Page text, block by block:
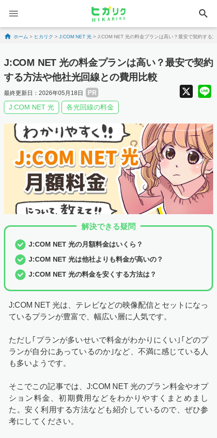
search
Skip to content
ホーム > ヒカリク > J:COM NET 光 > J:COM NET 光の料金プランは高い？最安で契約する
J:COM NET 光の料金プランは高い？最安で契約
する方法や他社光回線との費用比較
最終更新日：2026年05月18日 PR X
J:COM NET 光 各光回線の料金
解決できる疑問
J:COM NET 光の月額料金はいくら？
J:COM NET 光は他社よりも料金が高いの？
J:COM NET 光の料金を安くする方法は？
J:COM NET 光は、テレビなどの映像配信とセットになっ
ているプランが豊富で、幅広い層に人気です。
ただし｢プランが多いせいで料金がわかりにくい｣｢どのプ
ランが自分にあっているのか｣など、不満に感じている人
も多いようです。
そこでこの記事では、J:COM NET 光のプラン料金やオプ
ション料金、初期費用などをわかりやすくまとめまし
た。安く利用する方法なども紹介しているので、ぜひ参
考にしてください。